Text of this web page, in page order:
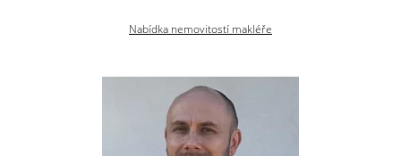
Nabídka nemovitostí makléře